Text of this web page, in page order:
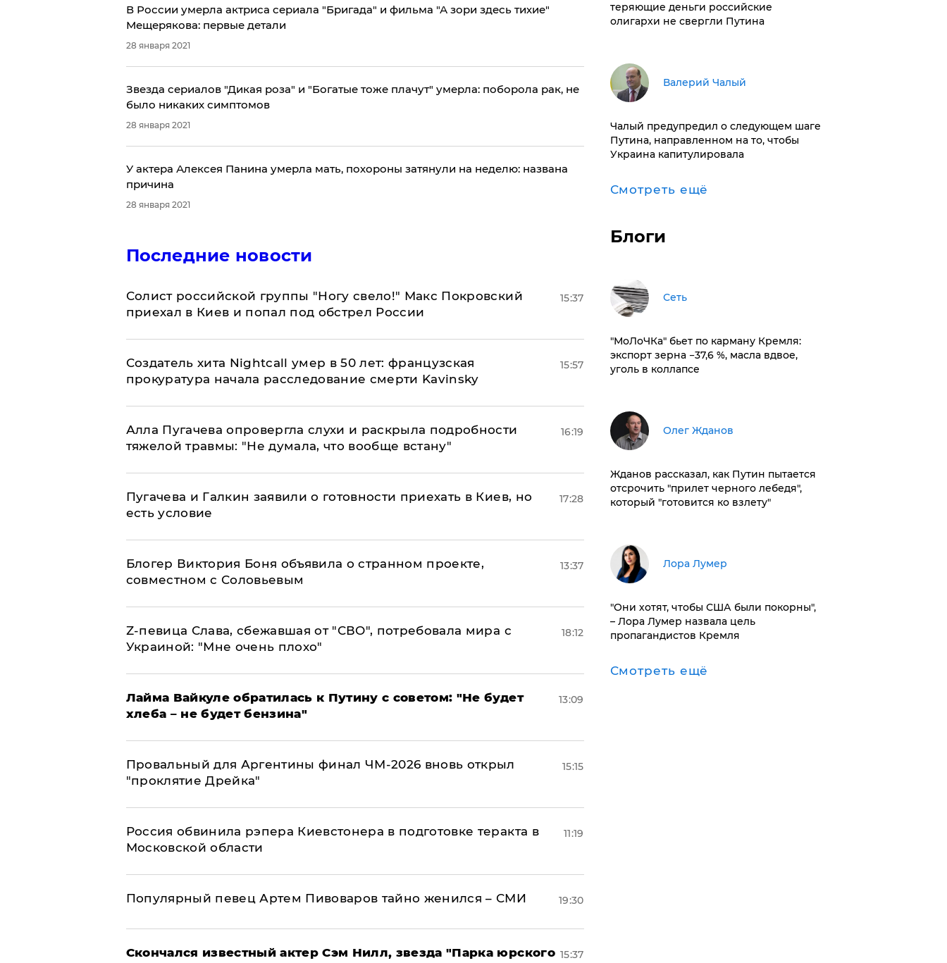
В России умерла актриса сериала "Бригада" и фильма "А зори здесь тихие"
Мещерякова: первые детали
28 января 2021
Звезда сериалов "Дикая роза" и "Богатые тоже плачут" умерла: поборола рак, не
было никаких симптомов
28 января 2021
У актера Алексея Панина умерла мать, похороны затянули на неделю: названа
причина
28 января 2021
Последние новости
Солист российской группы "Ногу свело!" Макс Покровский
приехал в Киев и попал под обстрел России
15:37
Создатель хита Nightcall умер в 50 лет: французская
прокуратура начала расследование смерти Kavinsky
15:57
Алла Пугачева опровергла слухи и раскрыла подробности
тяжелой травмы: "Не думала, что вообще встану"
16:19
Пугачева и Галкин заявили о готовности приехать в Киев, но
есть условие
17:28
Блогер Виктория Боня объявила о странном проекте,
совместном с Соловьевым
13:37
Z-певица Слава, сбежавшая от "СВО", потребовала мира с
Украиной: "Мне очень плохо"
18:12
Лайма Вайкуле обратилась к Путину с советом: "Не будет
хлеба – не будет бензина"
13:09
Провальный для Аргентины финал ЧМ-2026 вновь открыл
"проклятие Дрейка"
15:15
Россия обвинила рэпера Киевстонера в подготовке теракта в
Московской области
11:19
Популярный певец Артем Пивоваров тайно женился – СМИ 19:30
Скончался известный актер Сэм Нилл, звезда "Парка юрского 15:37
теряющие деньги российские
олигархи не свергли Путина
Валерий Чалый
Чалый предупредил о следующем шаге
Путина, направленном на то, чтобы
Украина капитулировала
Смотреть ещё
Блоги
Сеть
​"МоЛоЧКа" бьет по карману Кремля:
экспорт зерна −37,6 %, масла вдвое,
уголь в коллапсе
Олег Жданов
Жданов рассказал, как Путин пытается
отсрочить "прилет черного лебедя",
который "готовится ко взлету"
​Лора Лумер
"Они хотят, чтобы США были покорны",
– Лора Лумер назвала цель
пропагандистов Кремля
Смотреть ещё